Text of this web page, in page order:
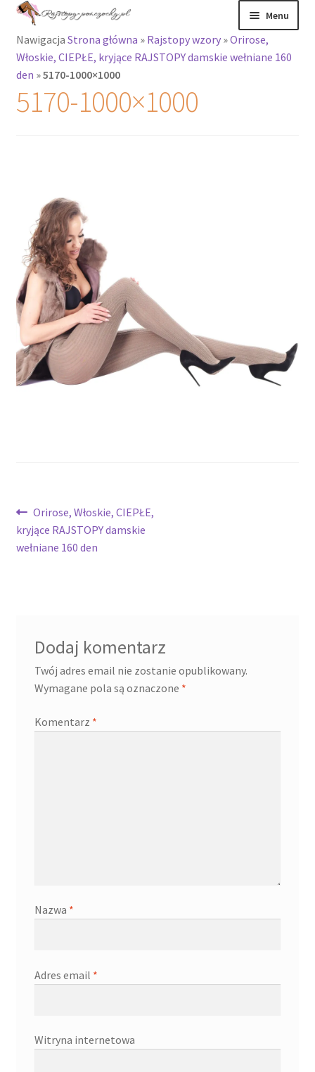
Przejdź
nawigacji
Przejdź
treści
Menu
Rajstopy
Rozwiń
menu
potomne
skarpetki
Wszystkie
produkty
Recenzje
Rozwiń
menu
potomne
Nawigacja Strona główna » Rajstopy wzory»Orirose,
Włoskie, CIEPŁE, kryjące RAJSTOPY damskie wełniane 160
den »5170-1000×1000
5170-1000×1000
Nawigacja
wpisu
Poprzedni
wpis:
Orirose, Włoskie, CIEPŁE,
kryjące RAJSTOPY damskie
wełniane 160 den
Dodaj komentarz
Twój adres email nie zostanie opublikowany.
Wymagane pola są oznaczone *
Komentarz *
Nazwa *
Adres email *
Witryna internetowa